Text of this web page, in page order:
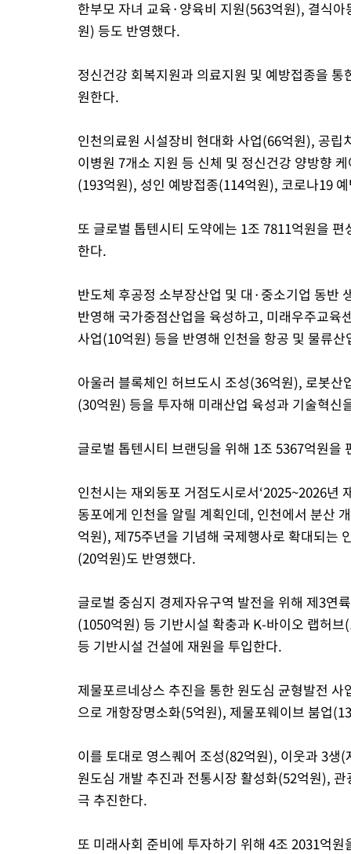
한부모 자녀 교육·양육비 지원(563억원), 결식
원) 등도 반영했다.
정신건강 회복지원과 의료지원 및 예방접종을
원한다.
인천의료원 시설장비 현대화 사업(66억원), 공
이병원 7개소 지원 등 신체 및 정신건강 양방향
(193억원), 성인 예방접종(114억원), 코로나19
또 글로벌 톱텐시티 도약에는 1조 7811억원을
한다.
반도체 후공정 소부장산업 및 대·중소기업 동반
반영해 국가중점산업을 육성하고, 미래우주교
사업(10억원) 등을 반영해 인천을 항공 및 물류
아울러 블록체인 허브도시 조성(36억원), 로봇
(30억원) 등을 투자해 미래산업 육성과 기술혁신
글로벌 톱텐시티 브랜딩을 위해 1조 5367억원을
인천시는 재외동포 거점도시로서‘2025~2026년
동포에게 인천을 알릴 계획인데, 인천에서 분산
억원), 제75주년을 기념해 국제행사로 확대되는
(20억원)도 반영했다.
글로벌 중심지 경제자유구역 발전을 위해 제3연
(1050억원) 등 기반시설 확충과 K-바이오 랩허
등 기반시설 건설에 재원을 투입한다.
제물포르네상스 추진을 통한 원도심 균형발전
으로 개항장명소화(5억원), 제물포웨이브 붐업
이를 토대로 영스퀘어 조성(82억원), 이웃과 3
원도심 개발 추진과 전통시장 활성화(52억원),
극 추진한다.
또 미래사회 준비에 투자하기 위해 4조 2031억